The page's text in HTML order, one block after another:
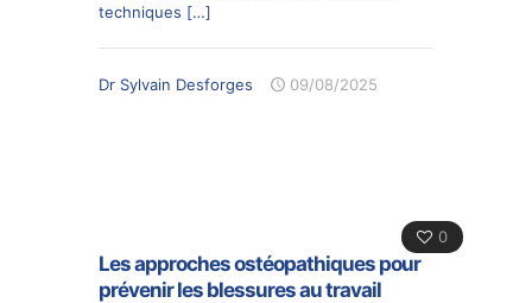
techniques […]
Dr Sylvain Desforges 09/08/2025
0
Les approches ostéopathiques pour
prévenir les blessures au travail